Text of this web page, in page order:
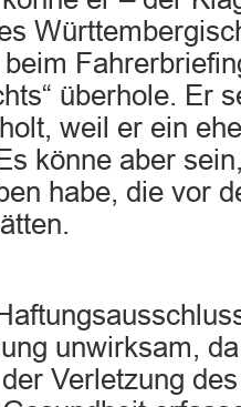
überhole. Er
weil er ein
könne aber
habe, die vor
unwirksam,
Verletzung